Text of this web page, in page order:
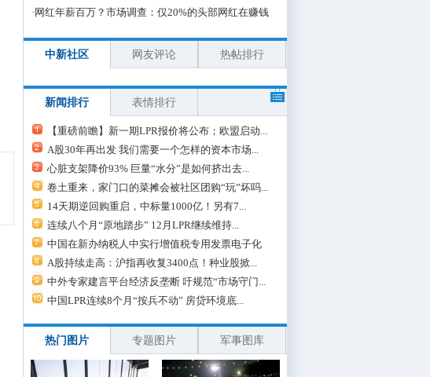
· 网红年薪百万？市场调查：仅20%的头部网红在赚钱
中新社区 网友评论 热帖排行
新闻排行 表情排行
【重磅前瞻】新一期LPR报价将公布；欧盟启动...
A股30年再出发 我们需要一个怎样的资本市场...
心脏支架降价93% 巨量“水分”是如何挤出去...
卷土重来，家门口的菜摊会被社区团购“玩”坏吗...
14天期逆回购重启，中标量1000亿！另有7...
连续八个月“原地踏步” 12月LPR继续维持...
中国在新办纳税人中实行增值税专用发票电子化
A股持续走高：沪指再收复3400点！种业股掀...
中外专家建言平台经济反垄断 吁规范“市场守门...
中国LPR连续8个月“按兵不动” 房贷环境底...
热门图片 专题图片 军事图库